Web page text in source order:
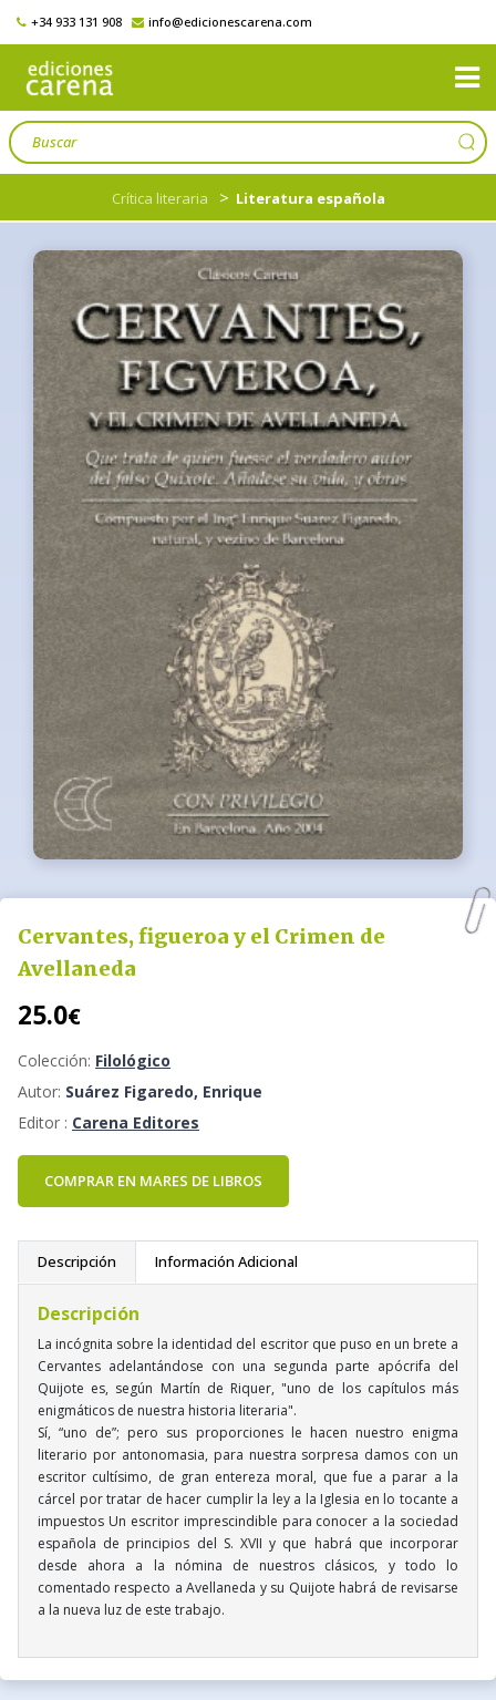
+34 933 131 908 info@edicionescarena.com
Crítica literaria > Literatura española
Cervantes, figueroa y el Crimen de
Avellaneda
25.0€
Colección: Filológico
Autor: Suárez Figaredo, Enrique
Editor : Carena Editores
COMPRAR EN MARES DE LIBROS
Descripción Información Adicional
Descripción
La incógnita sobre la identidad del escritor que puso en un brete a
Cervantes adelantándose con una segunda parte apócrifa del
Quijote es, según Martín de Riquer, "uno de los capítulos más
enigmáticos de nuestra historia literaria".
Sí, “uno de”; pero sus proporciones le hacen nuestro enigma
literario por antonomasia, para nuestra sorpresa damos con un
escritor cultísimo, de gran entereza moral, que fue a parar a la
cárcel por tratar de hacer cumplir la ley a la Iglesia en lo tocante a
impuestos Un escritor imprescindible para conocer a la sociedad
española de principios del S. XVII y que habrá que incorporar
desde ahora a la nómina de nuestros clásicos, y todo lo
comentado respecto a Avellaneda y su Quijote habrá de revisarse
a la nueva luz de este trabajo.